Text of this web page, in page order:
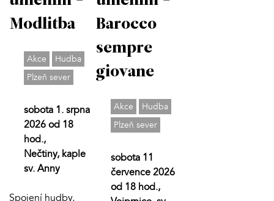
Modlitba
Akce
Hudba
Plzeň sever
sobota 1. srpna
2026 od 18
hod.,
Nečtiny, kaple
sv. Anny
Spojení hudby,
Barocco
sempre
giovane
Akce
Hudba
Plzeň sever
sobota 11
července 2026
od 18 hod.,